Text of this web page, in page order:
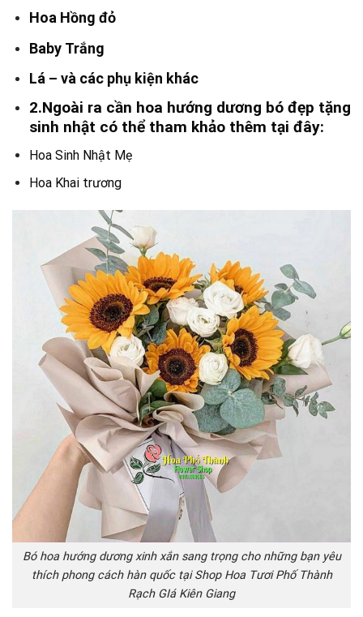
Hoa Hồng đỏ
Baby Trắng
Lá – và các phụ kiện khác
2.Ngoài ra cần hoa hướng dương bó đẹp tặng
sinh nhật có thể tham khảo thêm tại đây:
Hoa Sinh Nhật Mẹ
Hoa Khai trương
Bó hoa hướng dương xinh xắn sang trọng cho những bạn yêu
thích phong cách hàn quốc tại Shop Hoa Tươi Phố Thành
Rạch GIá Kiên Giang